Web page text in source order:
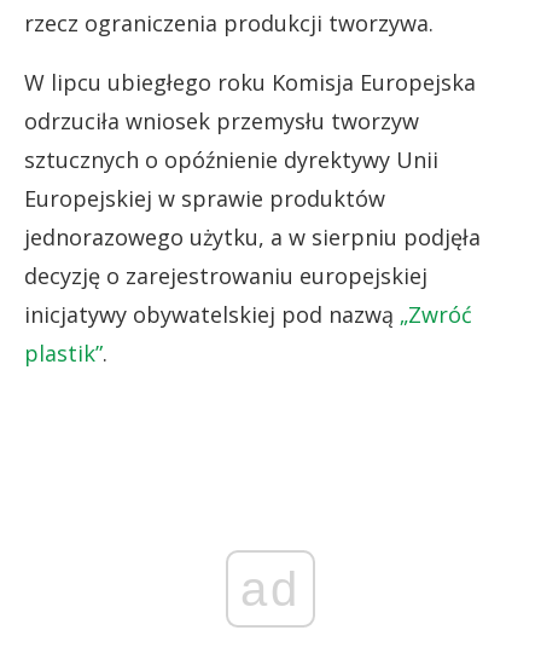
rzecz ograniczenia produkcji tworzywa.
W lipcu ubiegłego roku Komisja Europejska
odrzuciła wniosek przemysłu tworzyw
sztucznych o opóźnienie dyrektywy Unii
Europejskiej w sprawie produktów
jednorazowego użytku, a w sierpniu podjęła
decyzję o zarejestrowaniu europejskiej
inicjatywy obywatelskiej pod nazwą „Zwróć
plastik”.
ad